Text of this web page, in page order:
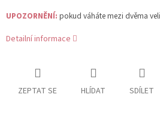
UPOZORNĚNÍ: pokud váháte mezi dvěma
Detailní informace
ZEPTAT SE HLÍDAT SDÍLET